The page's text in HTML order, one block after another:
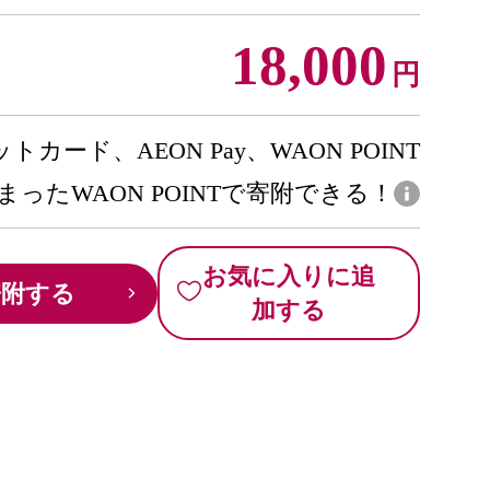
18,000 円
トカード、AEON Pay、WAON POINT
ったWAON POINTで寄附できる！
する
お気に入りに追
加する